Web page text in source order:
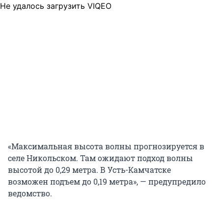
Не удалось загрузить VIQEO
«Максимальная высота волны прогнозируется в
селе Никольском. Там ожидают подход волны
высотой до 0,29 метра. В Усть-Камчатске
возможен подъем до 0,19 метра», — предупредило
ведомство.